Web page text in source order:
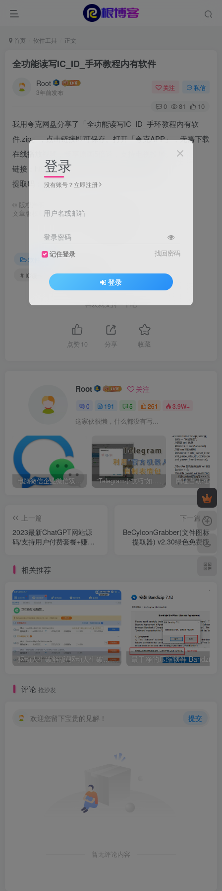
首页 软件工具 正文
全功能读写IC_ID_手环教程内有软件
Root
3年前发布
关注 私信
0 81 10
我用夸克网盘分享了「全功能读写IC_ID_手环教程内有软
件.zip」，点击链接即可保存。打开「夸克APP」，无需下载
在线播放视频，畅享原画5倍速，支持电视投屏。
链接：https://pan.quark.cn/s/aa9811b4eada
提取码：KVnk
© 版权声明
文章版权归作者所有，未经允许请勿转载。
软件工具
# IC读卡器
# ID读卡器
喜欢就支持一下吧
点赞 10 分享 收藏
Root 关注
0 191 5 261 3.9W+
这家伙很懒，什么都没有写...
电脑微信企业微信双开/多开方法(最简单粗暴的解决方案) “Telegram小技巧”如何利用官方机器人自制表情包
上一篇
2023最新ChatGPT网站源
码/支持用户付费套餐+赚取
下一篇
BeCyIconGrabber(文件图标
提取器) v2.30绿色免费版
相关推荐
驱动人生破解版(驱动人生破解版8.3.38)
评论 抢沙发
欢迎您留下宝贵的见解！ 提交
暂无评论内容
登录
没有账号？立即注册
用户名或邮箱
登录密码
记住登录 找回密码
登录